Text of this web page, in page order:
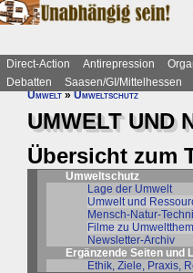
Direct-Action Antirepression
Debatten
Saasen/GI/Mittelhessen
Umwelt»Umweltschutz
UMWELT UND
Übersicht zum
Umweltschutz
Lage der Umwelt
Umwelt und
Mensch-Natur-
Filme zu
Newsletter-Archiv
Ergänzende Seiten und
Ethik, Ziele, Praxis,